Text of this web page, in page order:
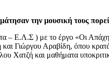
την μουσική τους
– Ε.Λ.Σ ) με το έργο «Οι
Γιώργου Αραβίδη, όπου
και μαθήματα